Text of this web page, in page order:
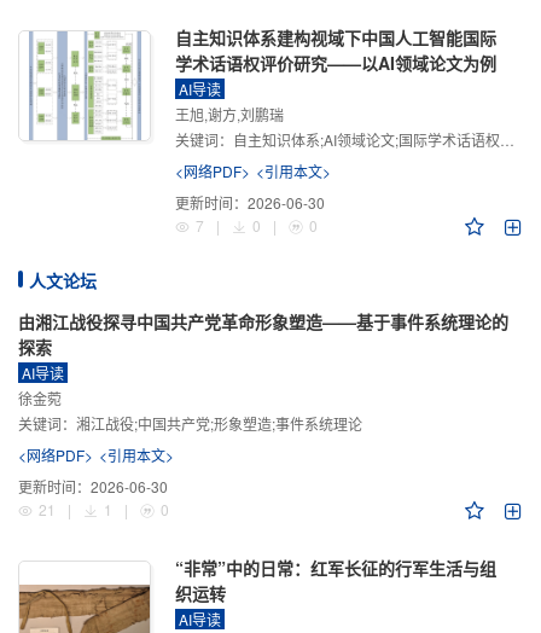
自主知识体系建构视域下中国人工智能国际
学术话语权评价研究——以AI领域论文为例
AI导读
王旭,谢方,刘鹏瑞
关键词： 自主知识体系;AI领域论文;国际学术话语权评价;学术影响力;学术感知力;学术传播力;学术引领力
<网络PDF> <引用本文>
更新时间： 2026-06-30
7
| 0 | 0
人文论坛
由湘江战役探寻中国共产党革命形象塑造——基于事件系统理论的
探索
AI导读
徐金菀
关键词： 湘江战役;中国共产党;形象塑造;事件系统理论
<网络PDF> <引用本文>
更新时间： 2026-06-30
21
| 1 | 0
“非常”中的日常：红军长征的行军生活与组
织运转
AI导读